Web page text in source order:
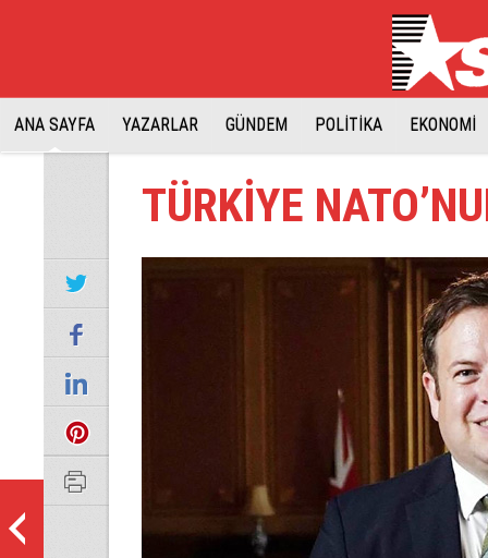
ANA SAYFA YAZARLAR GÜNDEM POLİTİKA EKONOMİ
TÜRKİYE